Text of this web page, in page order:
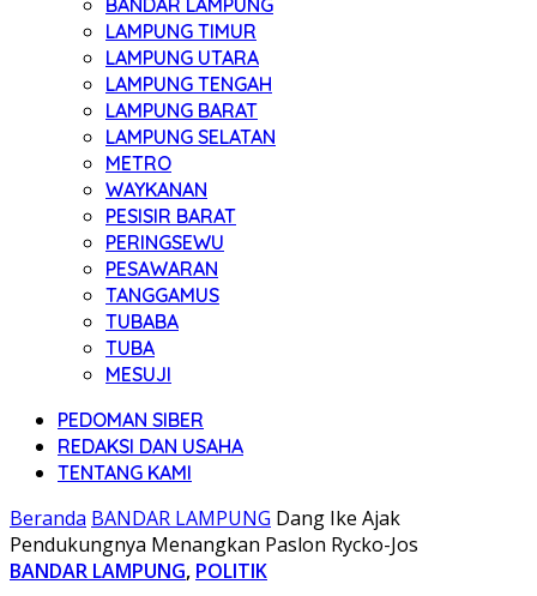
BANDAR LAMPUNG
LAMPUNG TIMUR
LAMPUNG UTARA
LAMPUNG TENGAH
LAMPUNG BARAT
LAMPUNG SELATAN
METRO
WAYKANAN
PESISIR BARAT
PERINGSEWU
PESAWARAN
TANGGAMUS
TUBABA
TUBA
MESUJI
PEDOMAN SIBER
REDAKSI DAN USAHA
TENTANG KAMI
Beranda BANDAR LAMPUNG Dang Ike Ajak
Pendukungnya Menangkan Paslon Rycko-Jos
BANDAR LAMPUNG, POLITIK